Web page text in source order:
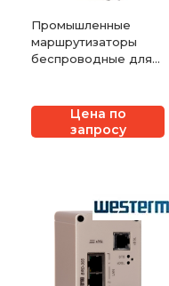
Промышленные
маршрутизаторы
беспроводные для
TAR-120-M12
Цена по
запросу